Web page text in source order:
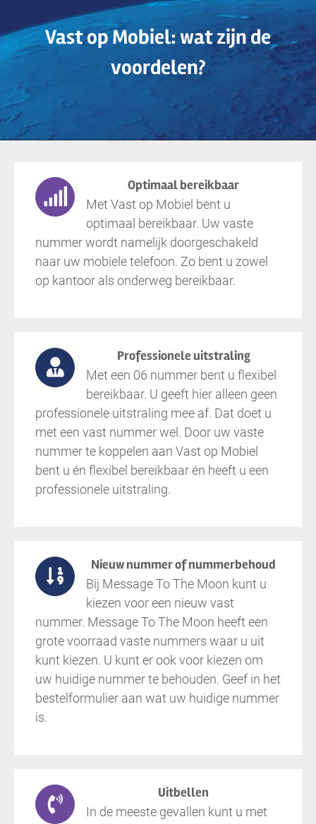
Vast op Mobiel: wat zijn de
voordelen?
Optimaal bereikbaar
Met Vast op Mobiel bent u
optimaal bereikbaar. Uw vaste
nummer wordt namelijk doorgeschakeld
naar uw mobiele telefoon. Zo bent u zowel
op kantoor als onderweg bereikbaar.
Professionele uitstraling
Met een 06 nummer bent u flexibel
bereikbaar. U geeft hier alleen geen
professionele uitstraling mee af. Dat doet u
met een vast nummer wel. Door uw vaste
nummer te koppelen aan Vast op Mobiel
bent u én flexibel bereikbaar én heeft u een
professionele uitstraling.
Nieuw nummer of nummerbehoud
Bij Message To The Moon kunt u
kiezen voor een nieuw vast
nummer. Message To The Moon heeft een
grote voorraad vaste nummers waar u uit
kunt kiezen. U kunt er ook voor kiezen om
uw huidige nummer te behouden. Geef in het
bestelformulier aan wat uw huidige nummer
is.
Uitbellen
In de meeste gevallen kunt u met